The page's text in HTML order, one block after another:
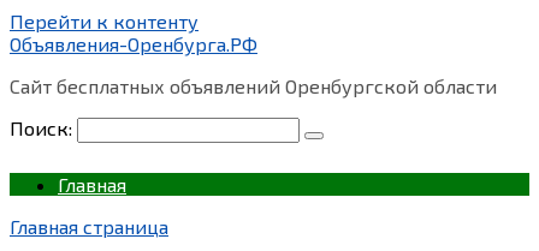
Перейти к контенту
Объявления-Оренбурга.РФ
Сайт бесплатных объявлений Оренбургской области
Поиск:
Главная
Главная страница